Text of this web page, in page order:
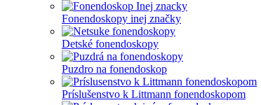
Fonendoskopy inej značky
Detské fonendoskopy
Puzdro na fonendoskop
Príslušenstvo k Littmann fonendoskopom